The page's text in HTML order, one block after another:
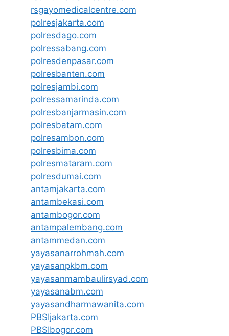
rsgayomedicalcentre.com
polresjakarta.com
polresdago.com
polressabang.com
polresdenpasar.com
polresbanten.com
polresjambi.com
polressamarinda.com
polresbanjarmasin.com
polresbatam.com
polresambon.com
polresbima.com
polresmataram.com
polresdumai.com
antamjakarta.com
antambekasi.com
antambogor.com
antampalembang.com
antammedan.com
yayasanarrohmah.com
yayasanpkbm.com
yayasanmambaulirsyad.com
yayasanabm.com
yayasandharmawanita.com
PBSIjakarta.com
PBSIbogor.com